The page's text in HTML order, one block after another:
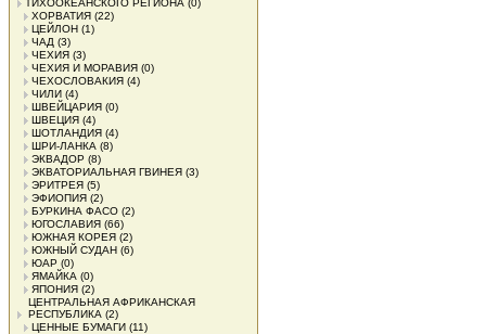
ТИХООКЕАНСКОГО РЕГИОНА (0)
ХОРВАТИЯ (22)
ЦЕЙЛОН (1)
ЧАД (3)
ЧЕХИЯ (3)
ЧЕХИЯ И МОРАВИЯ (0)
ЧЕХОСЛОВАКИЯ (4)
ЧИЛИ (4)
ШВЕЙЦАРИЯ (0)
ШВЕЦИЯ (4)
ШОТЛАНДИЯ (4)
ШРИ-ЛАНКА (8)
ЭКВАДОР (8)
ЭКВАТОРИАЛЬНАЯ ГВИНЕЯ (3)
ЭРИТРЕЯ (5)
ЭФИОПИЯ (2)
БУРКИНА ФАСО (2)
ЮГОСЛАВИЯ (66)
ЮЖНАЯ КОРЕЯ (2)
ЮЖНЫЙ СУДАН (6)
ЮАР (0)
ЯМАЙКА (0)
ЯПОНИЯ (2)
ЦЕНТРАЛЬНАЯ АФРИКАНСКАЯ
РЕСПУБЛИКА (2)
ЦЕННЫЕ БУМАГИ (11)